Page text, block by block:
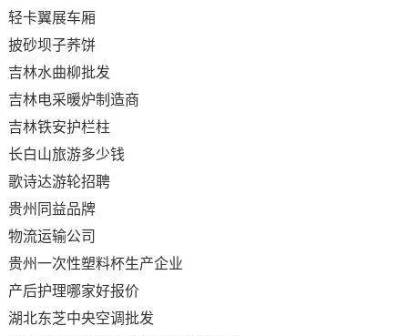
轻卡翼展车厢
披砂坝子荞饼
吉林水曲柳批发
吉林电采暖炉制造商
吉林铁安护栏柱
长白山旅游多少钱
歌诗达游轮招聘
贵州同益品牌
物流运输公司
贵州一次性塑料杯生产企业
产后护理哪家好报价
湖北东芝中央空调批发